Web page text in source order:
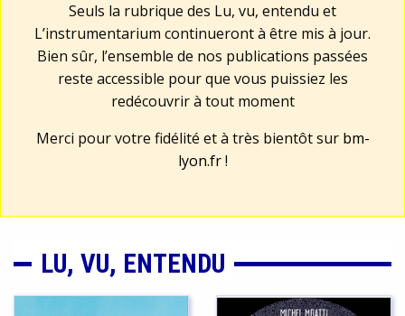
Seuls la rubrique des Lu, vu, entendu et
L’instrumentarium continueront à être mis à jour.
Bien sûr, l’ensemble de nos publications passées
reste accessible pour que vous puissiez les
redécouvrir à tout moment
Merci pour votre fidélité et à très bientôt sur bm-
lyon.fr!
LU, VU, ENTENDU